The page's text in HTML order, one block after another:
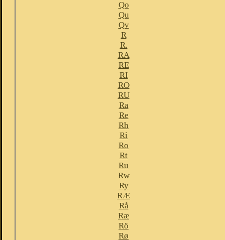
Qo
Qu
Qv
R
R.
RA
RE
RI
RO
RU
Ra
Re
Rh
Ri
Ro
Rt
Ru
Rw
Ry
RÆ
Rå
Ræ
Rö
Rø